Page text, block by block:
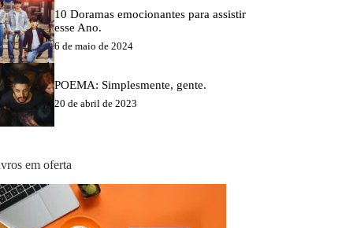
10 Doramas emocionantes para assistir
esse Ano.
6 de maio de 2024
POEMA: Simplesmente, gente.
20 de abril de 2023
em oferta